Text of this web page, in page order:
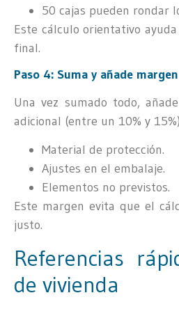
50 cajas pueden rondar
Este cálculo orientativo
final.
Paso 4: Suma y añade margen
Una vez sumado todo,
adicional (entre un 10% y
Material de protección.
Ajustes en el embalaje.
Elementos no previstos.
Este margen evita que el
justo.
Referencias
de vivienda